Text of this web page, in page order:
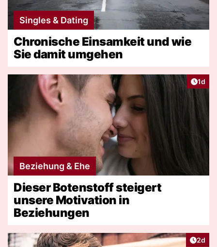
Singles & Dating
Chronische Einsamkeit und wie
Sie damit umgehen
1d
Beziehung & Ehe
Dieser Botenstoff steigert
unsere Motivation in
Beziehungen
2d